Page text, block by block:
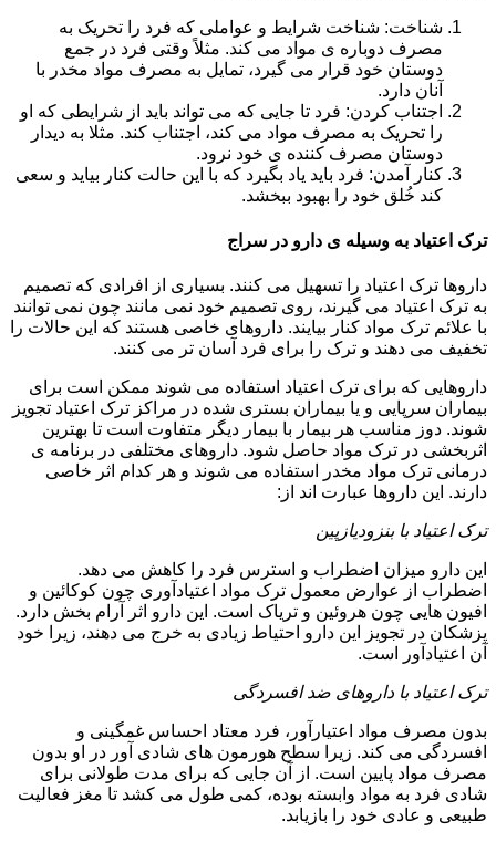
شناخت: شناخت شرایط و عواملی که فرد را تحریک به
مصرف دوباره ی مواد می کند. مثلاً وقتی فرد در جمع
دوستان خود قرار می گیرد، تمایل به مصرف مواد مخدر با
آنان دارد.
اجتناب کردن: فرد تا جایی که می تواند باید از شرایطی که او
را تحریک به مصرف مواد می کند، اجتناب کند. مثلا به دیدار
دوستان مصرف کننده ی خود نرود.
کنار آمدن: فرد باید یاد بگیرد که با این حالت کنار بیاید و سعی
کند خُلق خود را بهبود ببخشد.
ترک اعتیاد به وسیله ی دارو در سراج
داروها ترک اعتیاد را تسهیل می کنند. بسیاری از افرادی که تصمیم
به ترک اعتیاد می گیرند، روی تصمیم خود نمی مانند چون نمی توانند
با علائم ترک مواد کنار بیایند. داروهای خاصی هستند که این حالات را
تخفیف می دهند و ترک را برای فرد آسان تر می کنند.
داروهایی که برای ترک اعتیاد استفاده می شوند ممکن است برای
بیماران سرپایی و یا بیماران بستری شده در مراکز ترک اعتیاد تجویز
شوند. دوز مناسب هر بیمار با بیمار دیگر متفاوت است تا بهترین
اثربخشی در ترک مواد حاصل شود. داروهای مختلفی در برنامه ی
درمانی ترک مواد مخدر استفاده می شوند و هر کدام اثر خاصی
دارند. این داروها عبارت اند از:
ترک اعتیاد با بنزودیازپین
این دارو میزان اضطراب و استرس فرد را کاهش می دهد.
اضطراب از عوارض معمول ترک مواد اعتیادآوری چون کوکائین و
افیون هایی چون هروئین و تریاک است. این دارو اثر آرام بخش دارد.
پزشکان در تجویز این دارو احتیاط زیادی به خرج می دهند، زیرا خود
آن اعتیادآور است.
ترک اعتیاد با داروهای ضد افسردگی
بدون مصرف مواد اعتیارآور، فرد معتاد احساس غمگینی و
افسردگی می کند. زیرا سطح هورمون های شادی آور در او بدون
مصرف مواد پایین است. از آن جایی که برای مدت طولانی برای
شادی فرد به مواد وابسته بوده، کمی طول می کشد تا مغز فعالیت
طبیعی و عادی خود را بازیابد.